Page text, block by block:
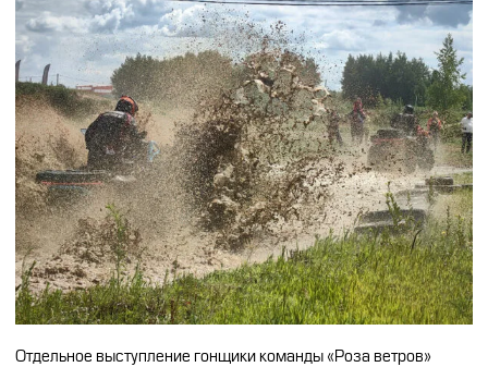
Отдельное выступление гонщики команды «Роза ветров»